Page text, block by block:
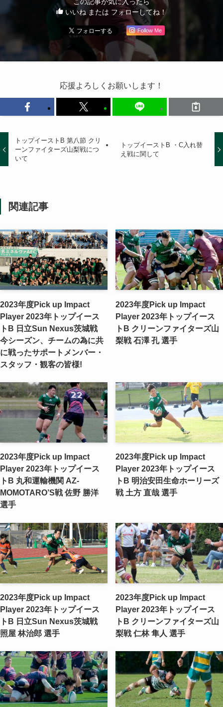
いいね または フォローしてね！
Follow Me
応援よろしくお願いします！
トップイーストB 第八節 クリ
ーンファイターズ山梨戦につ
いて
トップイーストB ・C入れ替
え戦に関して
関連記事
2023年度Pick up Impact
Player 2023年トップイース
トB 日立Sun Nexus茨城戦 ​
今シーズン、チームの為に共
に戦ったサポートメンバー・
スタッフ・観客の皆様!
2023年度Pick up Impact
Player 2023年トップイース
トB クリーンファイターズ山
梨戦 ​石澤 孔 選手
2023年度Pick up Impact
Player 2023年トップイース
トB 丸和運輸機関 AZ-
MOMOTARO’S戦 ​佐野 勝洋
選手
2023年度Pick up Impact
Player 2023年トップイース
トB 明治安田生命ホーリーズ
戦 ​土方 直哉 選手
2023年度Pick up Impact
Player 2023年トップイース
トB 日立Sun Nexus茨城戦 ​
照屋 林治郎 選手
2023年度Pick up Impact
Player 2023年トップイース
トB クリーンファイターズ山
梨戦 ​仁林 隼人 選手